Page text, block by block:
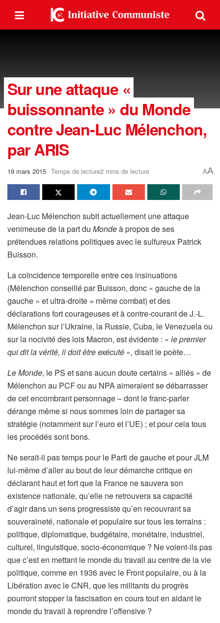
Sur une attaque «
buissonnante » du Monde
contre Jean-Luc Mélenchon,
par ARIS
19 mars 2015 Temps de lecture2 mins de lecture AA
Jean-Luc Mélenchon subit actuellement une attaque
venimeuse de la part du Mondeà propos de ses
prétendues relations politiques avec le sulfureux Patrick
Buisson.
La coïncidence temporelle entre ces insinuations
(Mélenchon conseillé par Buisson, donc « gauche de la
gauche » et ultra-droite = même combat) et des
déclarations fort courageuses et à contre-courant de J.-L.
Mélenchon sur l’Ukraine, la Russie, Cuba, le Venezuela ou
sur la nocivité des lois Macron, est évidente : « le premier
qui dit la vérité, il doit être exécuté », disait le poète…
Le Monde, le PS et sans aucun doute certains « alliés » de
Mélenchon au PCF ou au NPA aimeraient se débarrasser
de cet encombrant personnage – dont le franc-parler
dérange même si nous sommes loin de partager sa
stratégie (notamment sur l’euro et l’UE) ; et pour cela tous
les procédés sont bons.
Ne serait-il pas temps pour le Parti de gauche et pour JLM
lui-même d’aller au bout de leur démarche critique en
déclarant haut et fort que la France ne sauvera son
existence nationale, qu’elle ne retrouvera sa capacité
d’agir dans un sens progressiste qu’en recouvrant sa
souveraineté, nationale et populaire sur tous les terrains :
politique, diplomatique, budgétaire, monétaire, industriel,
culturel, linguistique, socio-économique ? Ne voient-ils pas
que c’est en mettant le monde du travail au centre de la vie
politique, comme en 1936 avec le Front populaire, ou à la
Libération avec le CNR, que les militants du progrès
pourront stopper la fascisation en cours tout en aidant le
monde du travail à reprendre l’offensive ?